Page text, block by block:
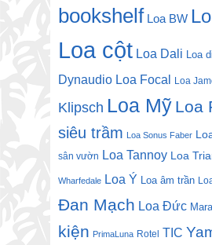
bookshelf Loa BW
Loa cột Loa Dali Loa
Dynaudio Loa Focal Loa
Klipsch Loa Mỹ Loa
siêu trầm Loa Sonus Faber
sân vườn Loa Tannoy Loa
Wharfedale Loa Ý Loa âm trần
Đan Mạch Loa Đức
kiện PrimaLuna Rotel TIC